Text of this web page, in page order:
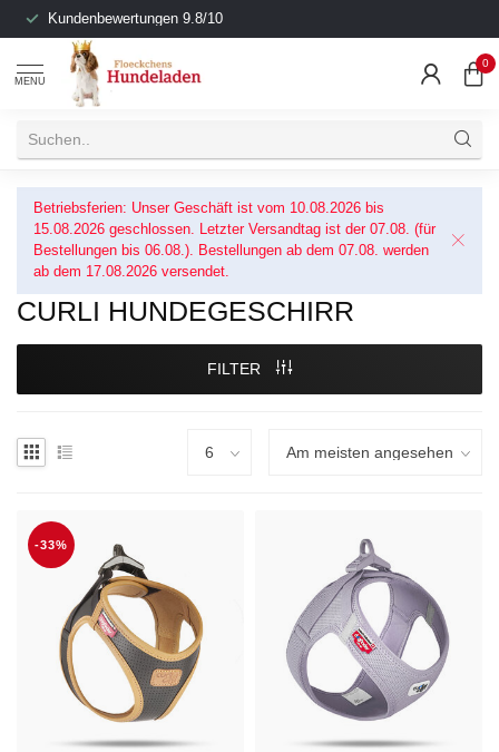
Kundenbewertungen 9.8/10
MENU
0
Betriebsferien: Unser Geschäft ist vom 10.08.2026 bis
15.08.2026 geschlossen. Letzter Versandtag ist der 07.08. (für
Bestellungen bis 06.08.). Bestellungen ab dem 07.08. werden
ab dem 17.08.2026 versendet.
CURLI HUNDEGESCHIRR
FILTER
-33%